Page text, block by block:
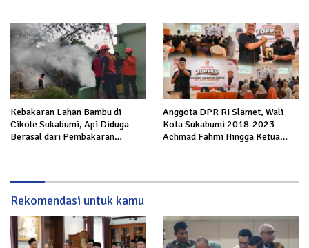
Kebakaran Lahan Bambu di
Cikole Sukabumi, Api Diduga
Berasal dari Pembakaran
Anggota DPR RI Slamet, Wali
Kota Sukabumi 2018-2023
Achmad Fahmi Hingga Ketua
Rekomendasi untuk kamu